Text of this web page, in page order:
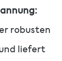
robusten
liefert